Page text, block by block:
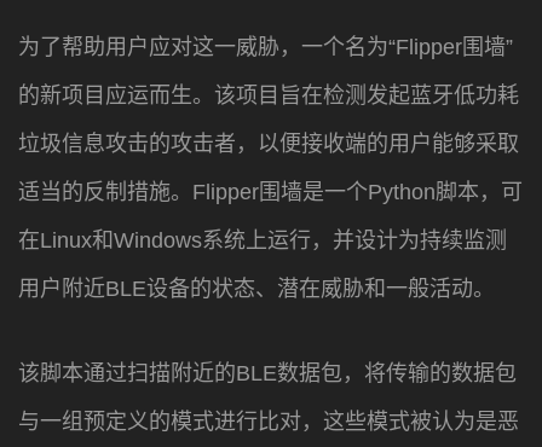
为了帮助用户应对这一威胁，一个名为“Flipper围墙”
的新项目应运而生。该项目旨在检测发起蓝牙低功耗
垃圾信息攻击的攻击者，以便接收端的用户能够采取
适当的反制措施。Flipper围墙是一个Python脚本，可
在Linux和Windows系统上运行，并设计为持续监测
用户附近BLE设备的状态、潜在威胁和一般活动。
该脚本通过扫描附近的BLE数据包，将传输的数据包
与一组预定义的模式进行比对，这些模式被认为是恶